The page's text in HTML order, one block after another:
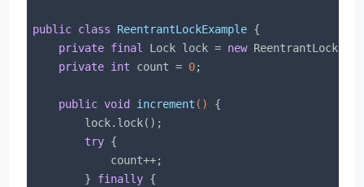
public class ReentrantLockExample {
private final Lock lock = new ReentrantLock();
private int count = 0;
public void increment ()
{
        lock.lock();
try {
            count++;
        }
finally {